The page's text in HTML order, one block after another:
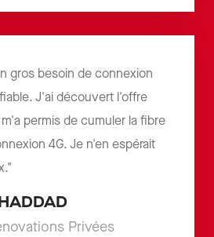
gros besoin de connexion
J'ai découvert l'offre
m'a permis de cumuler la fibre
4G. Je n'en espérait
Privées